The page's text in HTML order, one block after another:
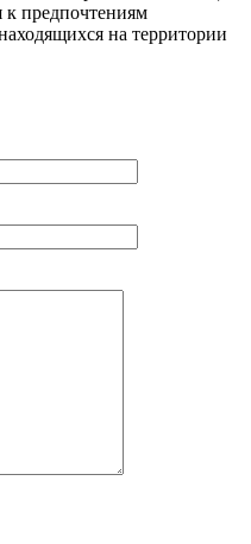
к предпочтениям
на территории